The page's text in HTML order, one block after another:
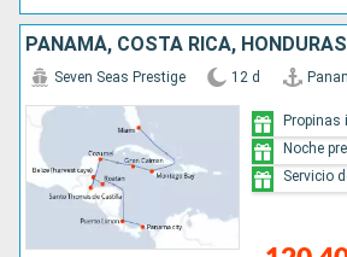
Seven Seas Prestige 12 d
Propinas
Noche
Servicio